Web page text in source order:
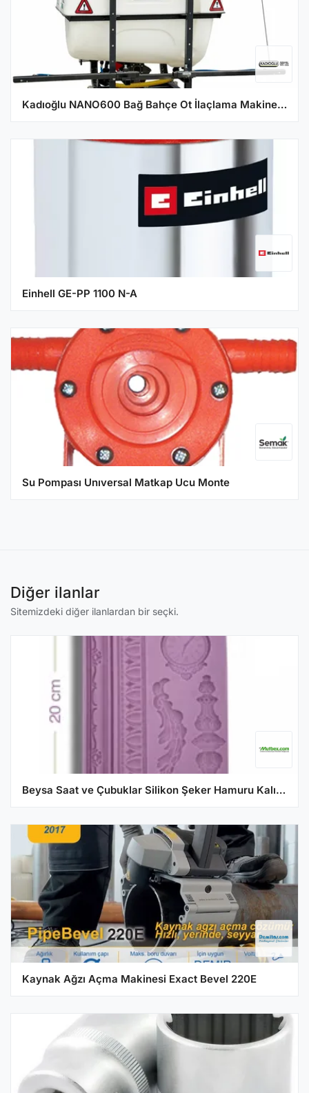
Kadıoğlu NANO600 Bağ Bahçe Ot İlaçlama Makinesi (600 Litre)
Einhell GE-PP 1100 N-A
Su Pompası Unıversal Matkap Ucu Monte
Diğer ilanlar
Sitemizdeki diğer ilanlardan bir seçki.
Beysa Saat ve Çubuklar Silikon Şeker Hamuru Kalıbı, 20x12,5 cm
Kaynak Ağzı Açma Makinesi Exact Bevel 220E